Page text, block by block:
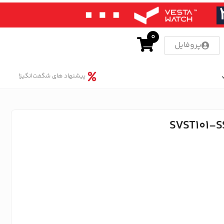
پروفایل
0
پیشنهاد های شگفت‌انگیز!